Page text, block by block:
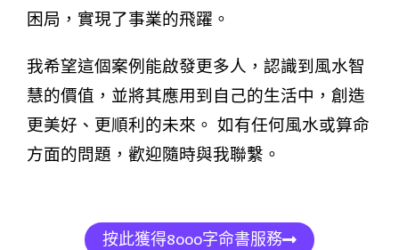
困局，實現了事業的飛躍。
我希望這個案例能啟發更多人，認識到風水智
慧的價值，並將其應用到自己的生活中，創造
更美好、更順利的未來。 如有任何風水或算命
方面的問題，歡迎隨時與我聯繫。
按此獲得8000字命書服務